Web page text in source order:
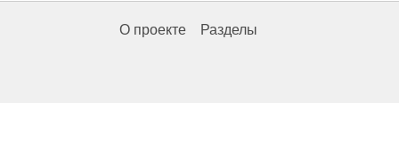
О проекте Разделы